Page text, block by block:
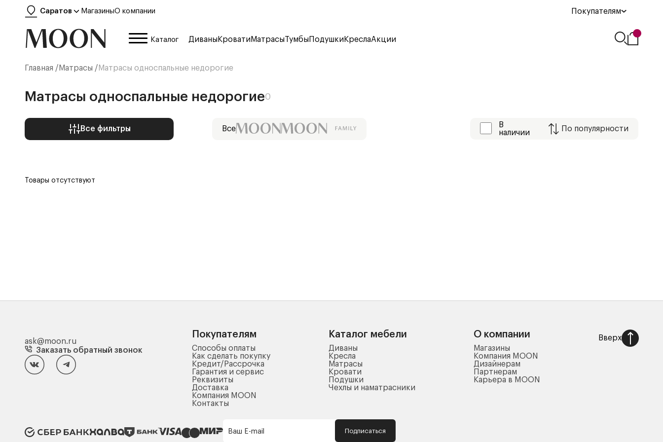
Саратов МагазиныО компании Покупателям
Каталог ДиваныКроватиМатрасыТумбыПодушкиКреслаАкции
Главная / Матрасы / Матрасы односпальные недорогие
Матрасы односпальные недорогие0
Все фильтры Все
В
наличии
По популярности
Товары отсутствуют
ask@moon.ru
Заказать обратный звонок
Покупателям
Способы оплаты
Как сделать покупку
Кредит/Рассрочка
Гарантия и сервис
Реквизиты
Доставка
Компания MOON
Контакты
Каталог мебели
Диваны
Кресла
Матрасы
Кровати
Подушки
Чехлы и наматрасники
О компании
Магазины
Компания MOON
Дизайнерам
Партнерам
Карьера в MOON
Вверх
Ваш E-mail Подписаться